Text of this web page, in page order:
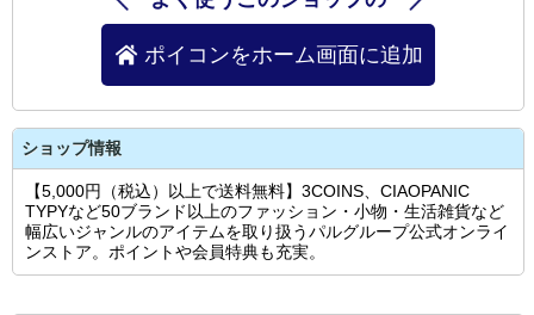
ポイコンをホーム画面に追加
ショップ情報
【5,000円（税込）以上で送料無料】3COINS、CIAOPANIC
TYPYなど50ブランド以上のファッション・小物・生活雑貨など
幅広いジャンルのアイテムを取り扱うパルグループ公式オンライ
ンストア。ポイントや会員特典も充実。